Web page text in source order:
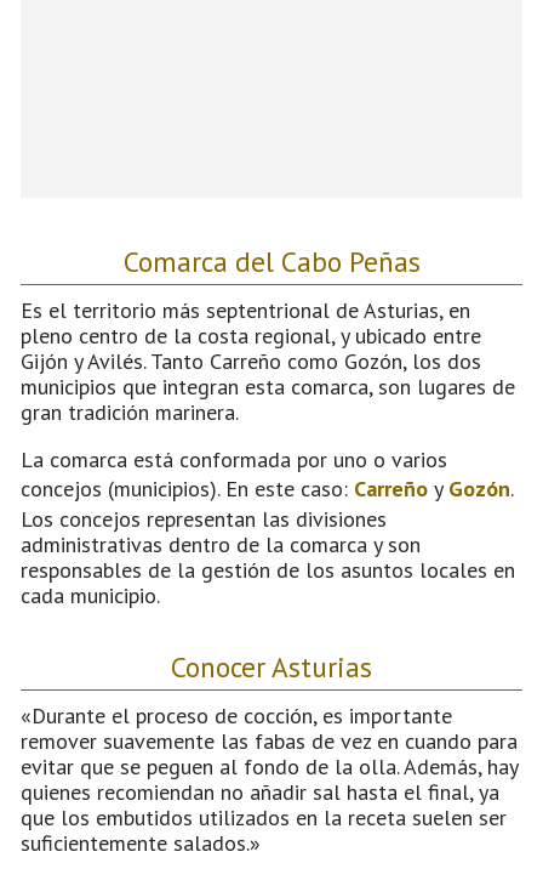
Comarca del Cabo Peñas
Es el territorio más septentrional de Asturias, en
pleno centro de la costa regional, y ubicado entre
Gijón y Avilés. Tanto Carreño como Gozón, los dos
municipios que integran esta comarca, son lugares de
gran tradición marinera.
La comarca está conformada por uno o varios
concejos (municipios). En este caso: Carreño y Gozón.
Los concejos representan las divisiones
administrativas dentro de la comarca y son
responsables de la gestión de los asuntos locales en
cada municipio.
Conocer Asturias
«Durante el proceso de cocción, es importante
remover suavemente las fabas de vez en cuando para
evitar que se peguen al fondo de la olla. Además, hay
quienes recomiendan no añadir sal hasta el final, ya
que los embutidos utilizados en la receta suelen ser
suficientemente salados.»